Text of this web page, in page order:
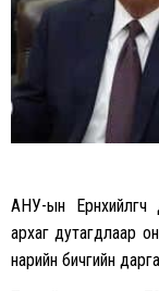
АНУ-ын
архаг дутагдлаар
нарийн бичгийн